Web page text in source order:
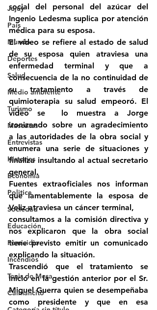
Jujuy
País
Mundo
Deportes
Salud
Medio ambiente
Turismo
Mascotas
Entrevistas
Historias
Economía
Politica
Sociedad
Educación
Femicidio
Incendios
Tenis de Mesa
Caimancito
social del personal del azúcar del
Ingenio Ledesma suplica por atención
médica para su esposa.
El vídeo se refiere al estado de salud
de su esposa quien atraviesa una
enfermedad terminal y que a
consecuencia de la no continuidad de
su tratamiento a través de
quimioterapia su salud empeoró. El
vídeo se  lo muestra a Jorge
ironizando sobre un agradecimiento
a las autoridades de la obra social y
enumera una serie de situaciones y
finaliza insultando al actual secretario
general.
Fuentes extraoficiales nos informan
que lamentablemente la esposa de
Veliz atraviesa un cáncer terminal,
consultamos a la comisión directiva y
nos explicaron que la obra social
tiene previsto emitir un comunicado
explicando la situación.
Trascendió que el tratamiento se
inició en la gestión anterior por el Sr.
Miguel Guerra quien se desempeñaba
como presidente y que en esa